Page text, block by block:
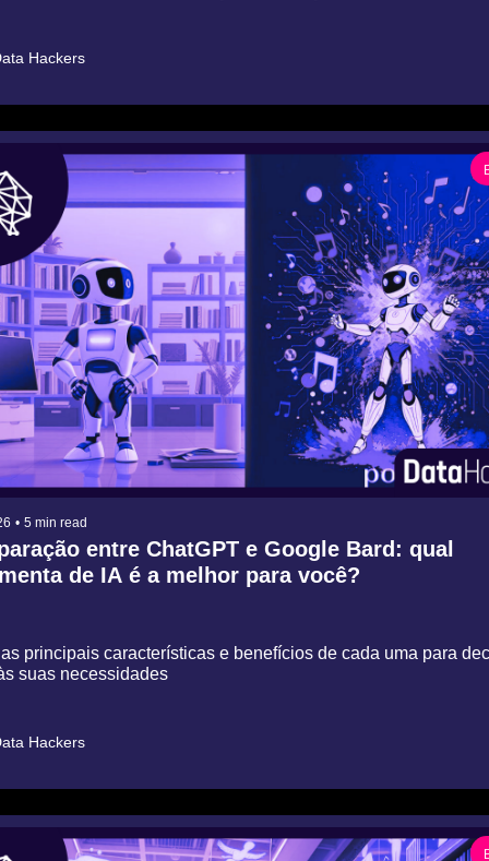
Hackers
• 5 min read
entre ChatGPT e Google Bard: qual
de IA é a melhor para você?
principais características e benefícios de cada uma para
suas necessidades
Hackers